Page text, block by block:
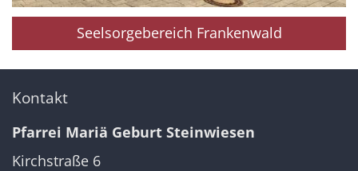
Seelsorgebereich Frankenwald
Kontakt
Pfarrei Mariä Geburt Steinwiesen
Kirchstraße 6